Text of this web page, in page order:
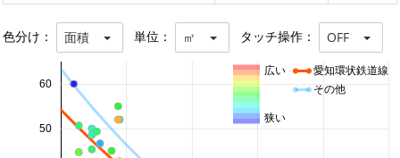
色分け： 面積 単位： ㎡ タッチ操作： OFF
50
60
愛知環状鉄道線
その他
広い
狭い